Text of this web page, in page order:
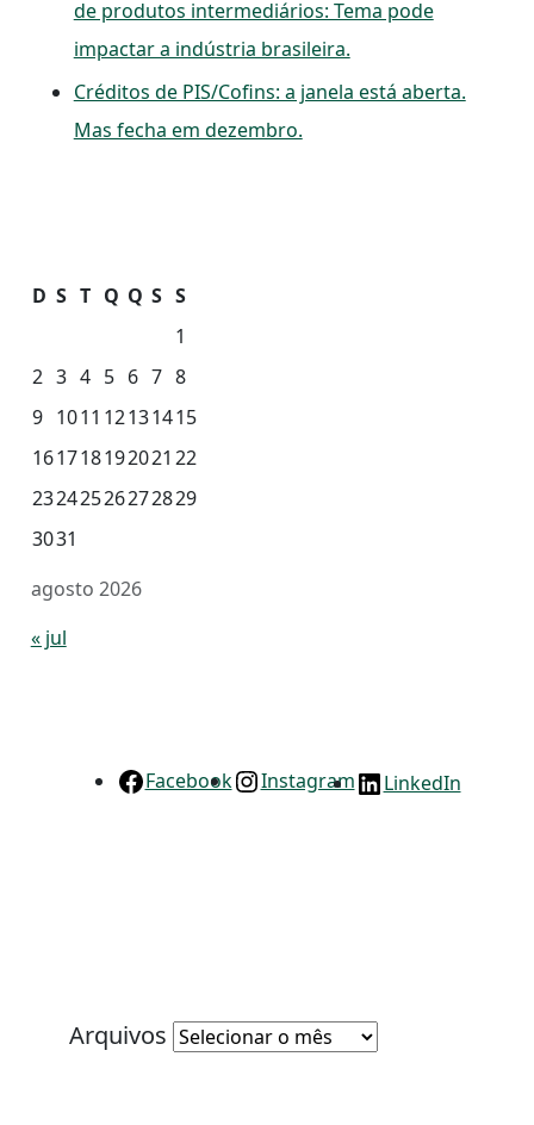
de produtos intermediários: Tema pode
impactar a indústria brasileira.
Créditos de PIS/Cofins: a janela está aberta.
Mas fecha em dezembro.
agosto 2026
D S T Q Q S S
1
2 3 4 5 6 7 8
9 1011 12131415
161718192021 22
23242526272829
3031
« jul
Facebook Instagram LinkedIn
Arquivos